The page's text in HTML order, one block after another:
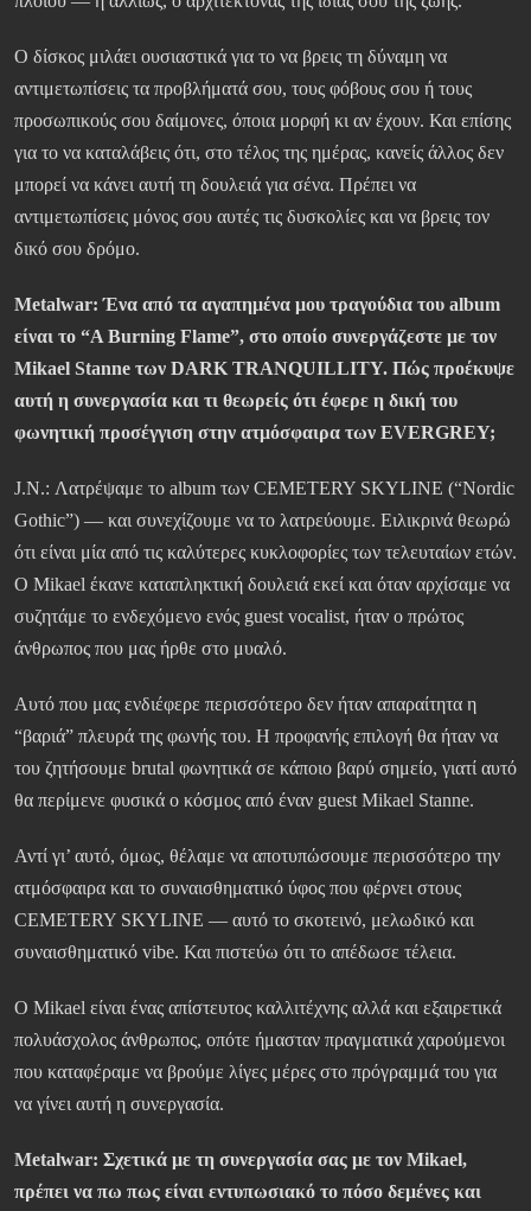
Ο δίσκος μιλάει ουσιαστικά για το να βρεις τη δύναμη να
αντιμετωπίσεις τα προβλήματά σου, τους φόβους σου ή τους
προσωπικούς σου δαίμονες, όποια μορφή κι αν έχουν. Και επίσης
για το να καταλάβεις ότι, στο τέλος της ημέρας, κανείς άλλος δεν
μπορεί να κάνει αυτή τη δουλειά για σένα. Πρέπει να
αντιμετωπίσεις μόνος σου αυτές τις δυσκολίες και να βρεις τον
δικό σου δρόμο.
Metalwar: Ένα από τα αγαπημένα μου τραγούδια του album
είναι το “A Burning Flame”, στο οποίο συνεργάζεστε με τον
Mikael Stanne των DARK TRANQUILLITY. Πώς προέκυψε
αυτή η συνεργασία και τι θεωρείς ότι έφερε η δική του
φωνητική προσέγγιση στην ατμόσφαιρα των EVERGREY;
J.N.: Λατρέψαμε το album των CEMETERY SKYLINE (“Nordic
Gothic”) — και συνεχίζουμε να το λατρεύουμε. Ειλικρινά θεωρώ
ότι είναι μία από τις καλύτερες κυκλοφορίες των τελευταίων ετών.
Ο Mikael έκανε καταπληκτική δουλειά εκεί και όταν αρχίσαμε να
συζητάμε το ενδεχόμενο ενός guest vocalist, ήταν ο πρώτος
άνθρωπος που μας ήρθε στο μυαλό.
Αυτό που μας ενδιέφερε περισσότερο δεν ήταν απαραίτητα η
“βαριά” πλευρά της φωνής του. Η προφανής επιλογή θα ήταν να
του ζητήσουμε brutal φωνητικά σε κάποιο βαρύ σημείο, γιατί αυτό
θα περίμενε φυσικά ο κόσμος από έναν guest Mikael Stanne.
Αντί γι’ αυτό, όμως, θέλαμε να αποτυπώσουμε περισσότερο την
ατμόσφαιρα και το συναισθηματικό ύφος που φέρνει στους
CEMETERY SKYLINE — αυτό το σκοτεινό, μελωδικό και
συναισθηματικό vibe. Και πιστεύω ότι το απέδωσε τέλεια.
Ο Mikael είναι ένας απίστευτος καλλιτέχνης αλλά και εξαιρετικά
πολυάσχολος άνθρωπος, οπότε ήμασταν πραγματικά χαρούμενοι
που καταφέραμε να βρούμε λίγες μέρες στο πρόγραμμά του για
να γίνει αυτή η συνεργασία.
Metalwar: Σχετικά με τη συνεργασία σας με τον Mikael,
πρέπει να πω πως είναι εντυπωσιακό το πόσο δεμένες και